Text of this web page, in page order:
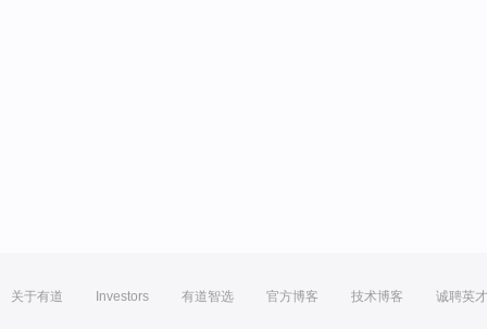
关于有道 Investors 有道智选 官方博客 技术博客 诚聘英才